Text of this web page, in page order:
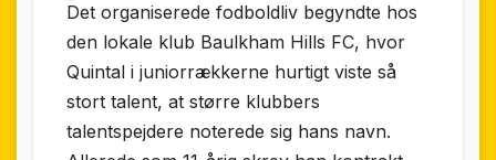
Det organiserede fodboldliv begyndte hos
den lokale klub Baulkham Hills FC, hvor
Quintal i juniorrækkerne hurtigt viste så
stort talent, at større klubbers
talentspejdere noterede sig hans navn.